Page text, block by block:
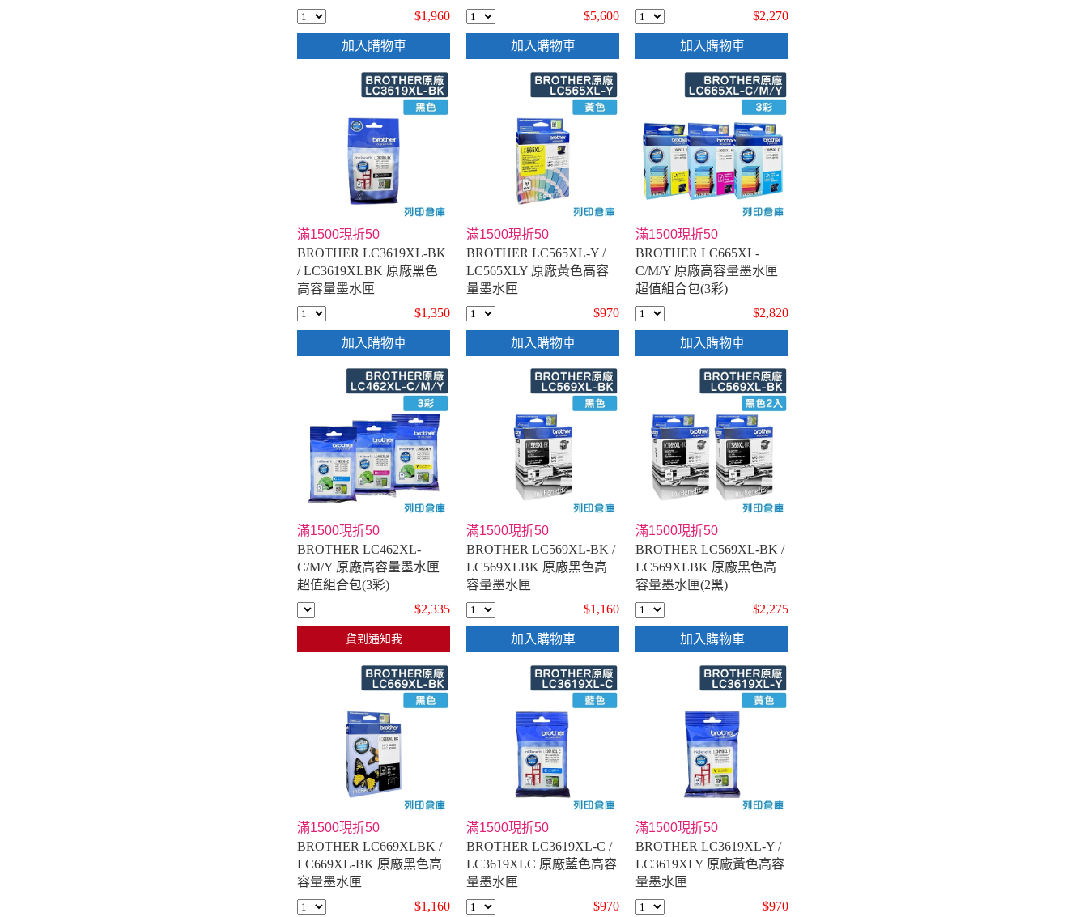
$1,960
加入購物車
值組(1黑3彩)
$5,600
加入購物車
$2,270
加入購物車
滿1500現折50
BROTHER LC3619XL-BK
/ LC3619XLBK 原廠黑色
高容量墨水匣
$1,350
加入購物車
滿1500現折50
BROTHER LC565XL-Y /
LC565XLY 原廠黃色高容
量墨水匣
$970
加入購物車
滿1500現折50
BROTHER LC665XL-
C/M/Y 原廠高容量墨水匣
超值組合包(3彩)
$2,820
加入購物車
滿1500現折50
BROTHER LC462XL-
C/M/Y 原廠高容量墨水匣
超值組合包(3彩)
$2,335
貨到通知我
滿1500現折50
BROTHER LC569XL-BK /
LC569XLBK 原廠黑色高
容量墨水匣
$1,160
加入購物車
滿1500現折50
BROTHER LC569XL-BK /
LC569XLBK 原廠黑色高
容量墨水匣(2黑)
$2,275
加入購物車
滿1500現折50
BROTHER LC669XLBK /
LC669XL-BK 原廠黑色高
容量墨水匣
$1,160
滿1500現折50
BROTHER LC3619XL-C /
LC3619XLC 原廠藍色高容
量墨水匣
$970
滿1500現折50
BROTHER LC3619XL-Y /
LC3619XLY 原廠黃色高容
量墨水匣
$970